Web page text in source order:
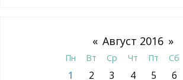
« Август 2016 »
Пн Вт Ср Чт Пт Сб
1 2 3 4 5 6